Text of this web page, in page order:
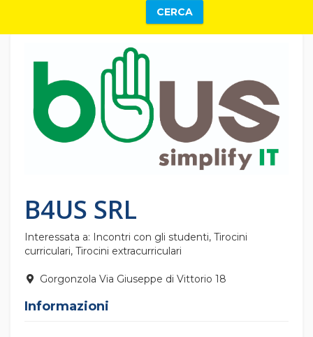
CERCA
B4US SRL
Interessata a: Incontri con gli studenti, Tirocini
curriculari, Tirocini extracurriculari
Gorgonzola Via Giuseppe di Vittorio 18
Informazioni